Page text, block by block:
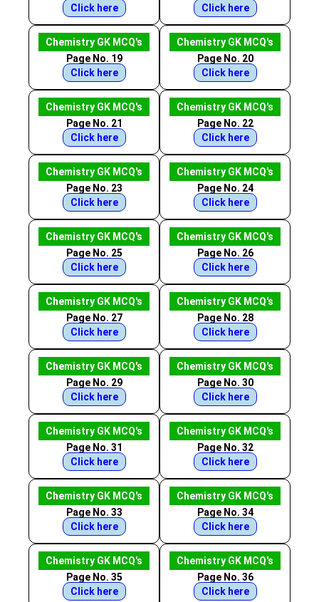
Click here
Click here
Chemistry GK MCQ's
Page No. 19
Click here
Chemistry GK MCQ's
Page No. 20
Click here
Chemistry GK MCQ's
Page No. 21
Click here
Chemistry GK MCQ's
Page No. 22
Click here
Chemistry GK MCQ's
Page No. 23
Click here
Chemistry GK MCQ's
Page No. 24
Click here
Chemistry GK MCQ's
Page No. 25
Click here
Chemistry GK MCQ's
Page No. 26
Click here
Chemistry GK MCQ's
Page No. 27
Click here
Chemistry GK MCQ's
Page No. 28
Click here
Chemistry GK MCQ's
Page No. 29
Click here
Chemistry GK MCQ's
Page No. 30
Click here
Chemistry GK MCQ's
Page No. 31
Click here
Chemistry GK MCQ's
Page No. 32
Click here
Chemistry GK MCQ's
Page No. 33
Click here
Chemistry GK MCQ's
Page No. 34
Click here
Chemistry GK MCQ's
Page No. 35
Click here
Chemistry GK MCQ's
Page No. 36
Click here